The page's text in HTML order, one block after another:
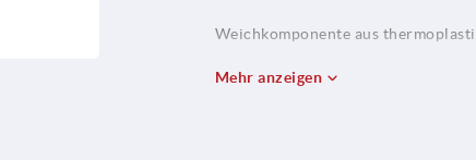
Weichkomponente aus
Buchse bzw. Gewindebolzen aus
Mehr anzeigen